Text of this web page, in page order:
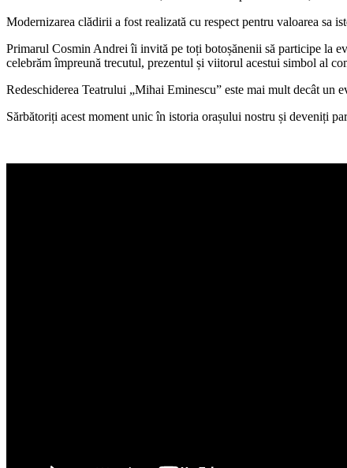
Modernizarea clădirii a fost realizată cu respect pentru valoarea sa
Primarul Cosmin Andrei îi invită pe toți botoșănenii să participe la
celebrăm împreună trecutul, prezentul și viitorul acestui simbol al
Redeschiderea Teatrului „Mihai Eminescu” este mai mult decât un
Sărbătoriți acest moment unic în istoria orașului nostru și deveniți